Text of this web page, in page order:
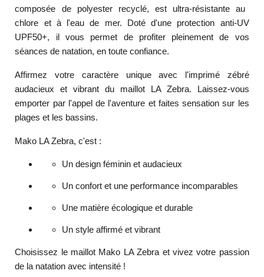
composée de polyester recyclé, est ultra-résistante au
chlore et à l'eau de mer. Doté d'une protection anti-UV
UPF50+, il vous permet de profiter pleinement de vos
séances de natation, en toute confiance.
Affirmez votre caractère uniqueavec l'imprimé zébré
audacieux et vibrant du maillot LA Zebra. Laissez-vous
emporter par l'appel de l'aventure et faites sensation sur les
plages et les bassins.
Mako LA Zebra, c'est :
Un design féminin et audacieux
Un confort et une performance incomparables
Une matière écologique et durable
Un style affirmé et vibrant
Choisissez le maillot Mako LA Zebra et vivez votre passion
de la natation avec intensité !